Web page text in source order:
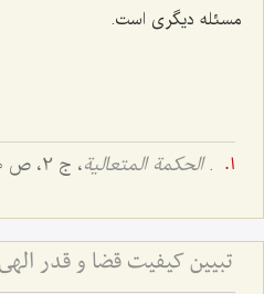
مسئله دیگرى است.
.الحکمة المتعالیة، ج 2، ص 50.